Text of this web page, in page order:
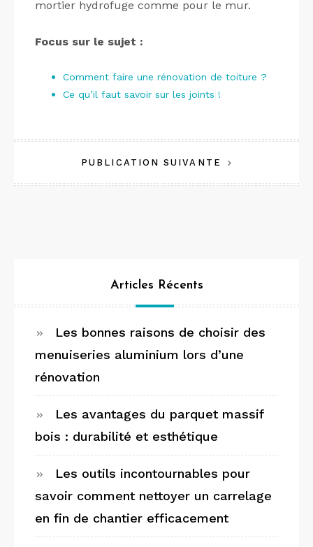
mortier hydrofuge comme pour le mur.
Focus sur le sujet :
Comment faire une rénovation de toiture ?
Ce qu’il faut savoir sur les joints !
Navigation
de
PUBLICATION SUIVANTE
Articles Récents
Les bonnes raisons de choisir des
menuiseries aluminium lors d’une
rénovation
Les avantages du parquet massif
bois : durabilité et esthétique
Les outils incontournables pour
savoir comment nettoyer un carrelage
en fin de chantier efficacement